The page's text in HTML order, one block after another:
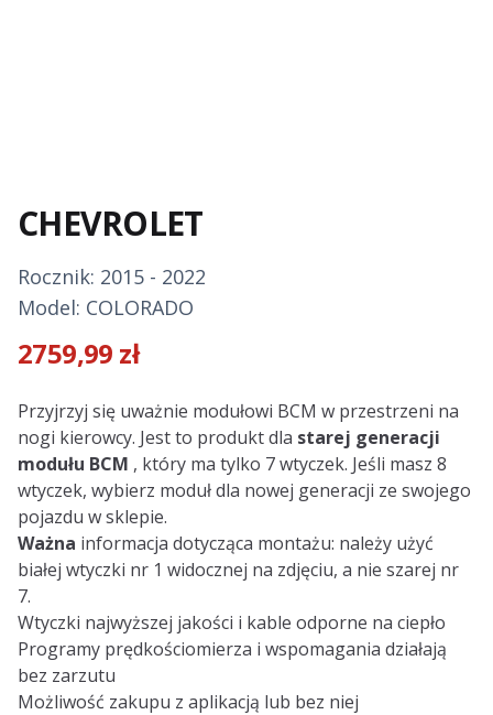
CHEVROLET
Rocznik: 2015 - 2022
Model: COLORADO
2759,99 zł
Description
Przyjrzyj się uważnie modułowi BCM w przestrzeni na
nogi kierowcy. Jest to produkt dla starej generacji
modułu BCM , który ma tylko 7 wtyczek. Jeśli masz 8
wtyczek, wybierz moduł dla nowej generacji ze swojego
pojazdu w sklepie.
Ważna informacja dotycząca montażu: należy użyć
białej wtyczki nr 1 widocznej na zdjęciu, a nie szarej nr
7.
Wtyczki najwyższej jakości i kable odporne na ciepło
Programy prędkościomierza i wspomagania działają
bez zarzutu
Możliwość zakupu z aplikacją lub bez niej